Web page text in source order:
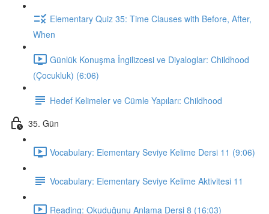
Elementary Quiz 35: Time Clauses with Before, After,
When
Günlük Konuşma İngilizcesi ve Diyaloglar: Childhood
(Çocukluk) (6:06)
Hedef Kelimeler ve Cümle Yapıları: Childhood
35. Gün
Vocabulary: Elementary Seviye Kelime Dersi 11 (9:06)
Vocabulary: Elementary Seviye Kelime Aktivitesi 11
Reading: Okuduğunu Anlama Dersi 8 (16:03)